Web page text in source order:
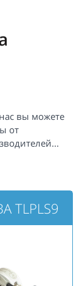
нас вы можете
от
TLPLS9